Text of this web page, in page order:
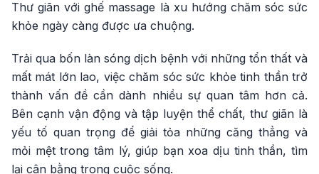
Thư giãn với ghế massage là xu hướng chăm sóc sức
khỏe ngày càng được ưa chuộng.
Trải qua bốn làn sóng dịch bệnh với những tổn thất và
mất mát lớn lao, việc chăm sóc sức khỏe tinh thần trở
thành vấn đề cần dành nhiều sự quan tâm hơn cả.
Bên cạnh vận động và tập luyện thể chất, thư giãn là
yếu tố quan trọng để giải tỏa những căng thẳng và
mỏi mệt trong tâm lý, giúp bạn xoa dịu tinh thần, tìm
lại cân bằng trong cuộc sống.